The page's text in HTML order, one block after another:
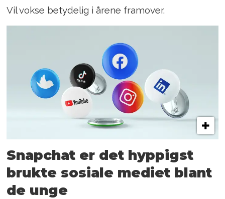
Vil vokse betydelig i årene framover.
Snapchat er det hyppigst
brukte sosiale mediet blant
de unge